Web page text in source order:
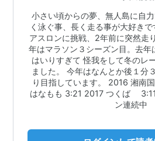
小さい頃からの夢、無人島に自
く泳ぐ事、長く走る事が大好き
アスロンに挑戦、2年前に突然走
年はマラソン３シーズン目。去年
はいりすぎて 怪我をして冬のレ
ました。 今年はなんとか後１分
り目指しています。 2016 湘南
はなもも 3:21 2017 つくば
ン連続中